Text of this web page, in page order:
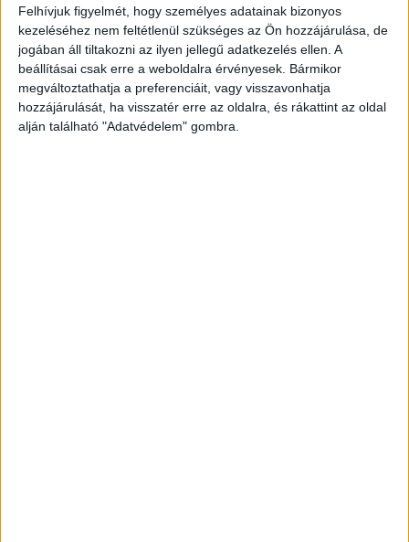
Felhívjuk figyelmét, hogy személyes adatainak bizonyos
kezeléséhez nem feltétlenül szükséges az Ön hozzájárulása, de
jogában áll tiltakozni az ilyen jellegű adatkezelés ellen. A
beállításai csak erre a weboldalra érvényesek. Bármikor
megváltoztathatja a preferenciáit, vagy visszavonhatja
hozzájárulását, ha visszatér erre az oldalra, és rákattint az oldal
alján található "Adatvédelem" gombra.
Dobó Kata új filmje, a Még egy kívánság 2026. november
26-án debütál majd a mozikban. A Nemzeti Filmintézet
támogatásával készülő című romantikus vígjáték főbb...